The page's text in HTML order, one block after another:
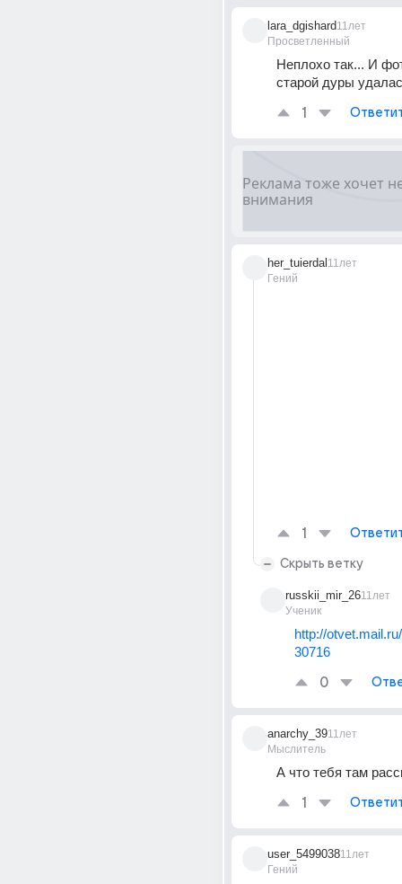
lara_dgishard
Просветленный
11лет
Неплохо так... И
старой дуры
1
her_tuierdal
Гений
11лет
1
Скрыть ветку
russkii_mir_26
Ученик
11лет
http://
30716
0
anarchy_39
Мыслитель
11лет
А что тебя там
1
user_5499038
Гений
11лет